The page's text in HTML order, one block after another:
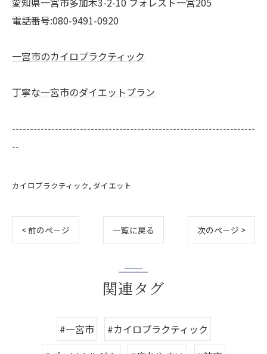
電話番号:080-9491-0920
一宮市のカイロプラクティック
丁寧な一宮市のダイエットプラン
--------------------------------------------------------------------
--
カイロプラクティック ダイエット
< 前のページ 一覧に戻る 次のページ >
関連タグ
#一宮市
#カイロプラクティック